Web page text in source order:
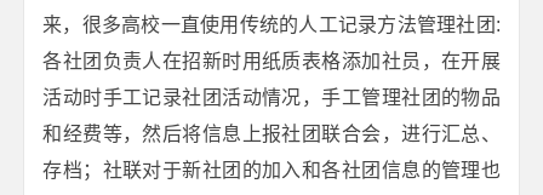
来，很多高校一直使用传统的人工记录方法管理社团:
各社团负责人在招新时用纸质表格添加社员，在开展
活动时手工记录社团活动情况，手工管理社团的物品
和经费等，然后将信息上报社团联合会，进行汇总、
存档；社联对于新社团的加入和各社团信息的管理也